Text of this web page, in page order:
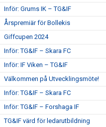
Inför: Grums IK – TG&IF
Årspremiär för Bollekis
Giffcupen 2024
Inför: TG&IF – Skara FC
Inför: IF Viken – TG&IF
Välkommen på Utvecklingsmöte!
Inför: TG&IF – Skara FC
Inför: TG&IF – Forshaga IF
TG&IF värd för ledarutbildning